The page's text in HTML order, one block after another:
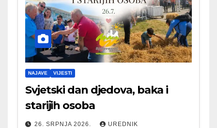
NAJAVE VIJESTI
Svjetski dan djedova, baka i
starijih osoba
26. SRPNJA 2026. UREDNIK